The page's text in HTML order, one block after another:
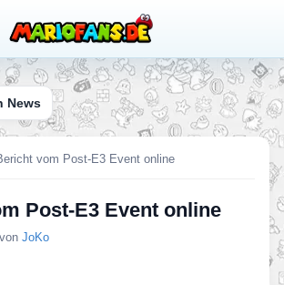
News
vom Post-E3 Event online
Post-E3 Event online
von JoKo